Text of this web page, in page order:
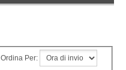
Ordina Per: